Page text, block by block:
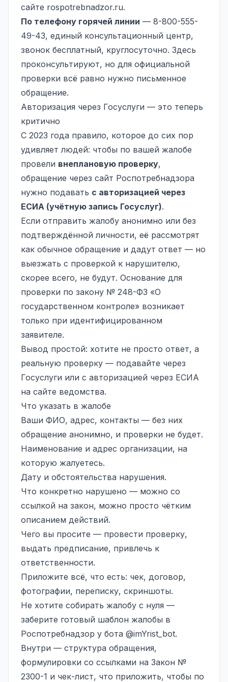
сайте rospotrebnadzor.ru.
По телефону горячей линии — 8-800-555-
49-43, единый консультационный центр,
звонок бесплатный, круглосуточно. Здесь
проконсультируют, но для официальной
проверки всё равно нужно письменное
обращение.
Авторизация через Госуслуги — это теперь
критично
С 2023 года правило, которое до сих пор
удивляет людей: чтобы по вашей жалобе
провели внеплановую проверку,
обращение через сайт Роспотребнадзора
нужно подавать с авторизацией через
ЕСИА (учётную запись Госуслуг).
Если отправить жалобу анонимно или без
подтверждённой личности, её рассмотрят
как обычное обращение и дадут ответ — но
выезжать с проверкой к нарушителю,
скорее всего, не будут. Основание для
проверки по закону № 248-ФЗ «О
государственном контроле» возникает
только при идентифицированном
заявителе.
Вывод простой: хотите не просто ответ, а
реальную проверку — подавайте через
Госуслуги или с авторизацией через ЕСИА
на сайте ведомства.
Что указать в жалобе
Ваши ФИО, адрес, контакты — без них
обращение анонимно, и проверки не будет.
Наименование и адрес организации, на
которую жалуетесь.
Дату и обстоятельства нарушения.
Что конкретно нарушено — можно со
ссылкой на закон, можно просто чётким
описанием действий.
Чего вы просите — провести проверку,
выдать предписание, привлечь к
ответственности.
Приложите всё, что есть: чек, договор,
фотографии, переписку, скриншоты.
Не хотите собирать жалобу с нуля —
заберите готовый шаблон жалобы в
Роспотребнадзор у бота @imYrist_bot.
Внутри — структура обращения,
формулировки со ссылками на Закон №
2300-1 и чек-лист, что приложить, чтобы по